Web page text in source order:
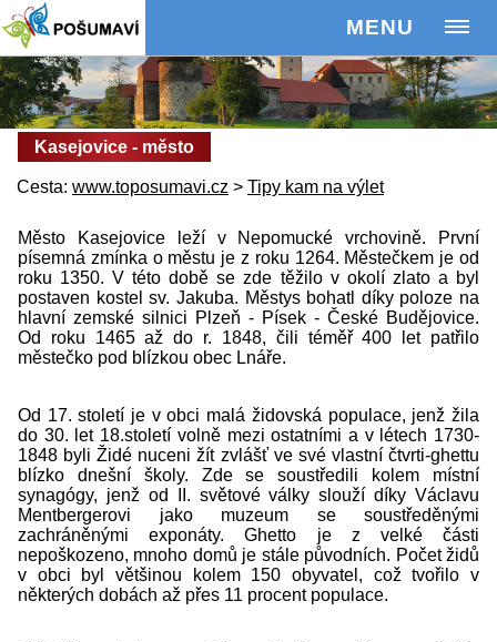
MENU
Kasejovice - město
Cesta: www.toposumavi.cz > Tipy kam na výlet
Město Kasejovice leží v Nepomucké vrchovině. První
písemná zmínka o městu je z roku 1264. Městečkem je od
roku 1350. V této době se zde těžilo v okolí zlato a byl
postaven kostel sv. Jakuba. Městys bohatl díky poloze na
hlavní zemské silnici Plzeň - Písek - České Budějovice.
Od roku 1465 až do r. 1848, čili téměř 400 let patřilo
městečko pod blízkou obec Lnáře.
Od 17. století je v obci malá židovská populace, jenž žila
do 30. let 18.století volně mezi ostatními a v létech 1730-
1848 byli Židé nuceni žít zvlášť ve své vlastní čtvrti-ghettu
blízko dnešní školy. Zde se soustředili kolem místní
synagógy, jenž od II. světové války slouží díky Václavu
Mentbergerovi jako muzeum se soustředěnými
zachráněnými exponáty. Ghetto je z velké části
nepoškozeno, mnoho domů je stále původních. Počet židů
v obci byl většinou kolem 150 obyvatel, což tvořilo v
některých dobách až přes 11 procent populace.